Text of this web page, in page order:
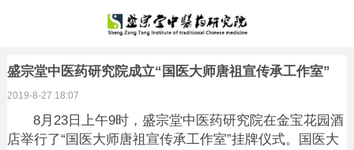
盛宗堂中医药研究院成立“国医大师唐祖宣传承工作室”
2019-8-27 18:07
8月23 日上午9时，盛宗堂中医药研究院在金宝花园酒
店举行了“国医大师唐祖宣传承工作室”挂牌仪式。国医大